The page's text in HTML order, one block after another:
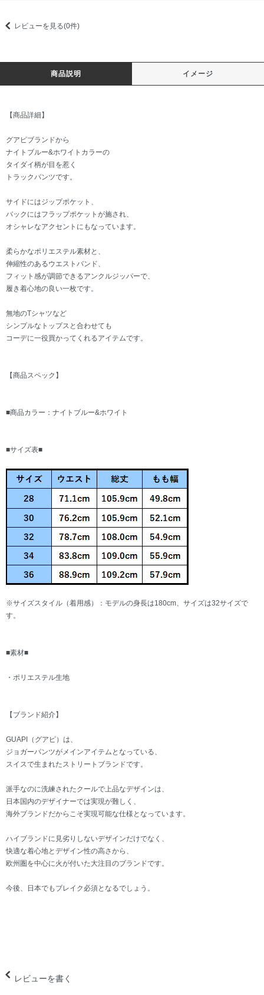
レビューを見る(0件)
商品説明 イメージ
【商品詳細】
グアピブランドから
ナイトブルー&ホワイトカラーの
タイダイ柄が目を惹く
トラックパンツです。
サイドにはジップポケット、
バックにはフラップポケットが施され、
オシャレなアクセントにもなっています。
柔らかなポリエステル素材と、
伸縮性のあるウエストバンド、
フィット感が調節できるアンクルジッパーで、
履き着心地の良い一枚です。
無地のTシャツなど
シンプルなトップスと合わせても
コーデに一役買かってくれるアイテムです。
【商品スペック】
■商品カラー：ナイトブルー&ホワイト
■サイズ表■
※サイズスタイル（着用感）：モデルの身長は180cm、サイズは32サイズで
す。
■素材■
・ポリエステル生地
【ブランド紹介】
GUAPI（グアピ）は、
ジョガーパンツがメインアイテムとなっている、
スイスで生まれたストリートブランドです。
派手なのに洗練されたクールで上品なデザインは、
日本国内のデザイナーでは実現が難しく、
海外ブランドだからこそ実現可能な仕様となっています。
ハイブランドに見劣りしないデザインだけでなく、
快適な着心地とデザイン性の高さから、
欧州圏を中心に火が付いた大注目のブランドです。
今後、日本でもブレイク必須となるでしょう。
レビューを書く